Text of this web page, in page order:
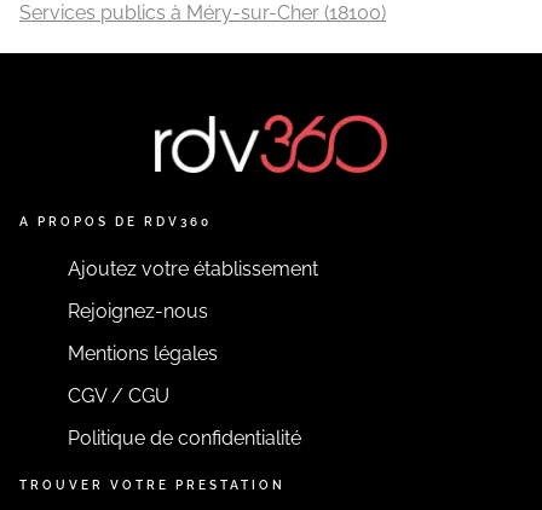
Services publics à Méry-sur-Cher (18100)
A PROPOS DE RDV360
Ajoutez votre établissement
Rejoignez-nous
Mentions légales
CGV / CGU
Politique de confidentialité
TROUVER VOTRE PRESTATION